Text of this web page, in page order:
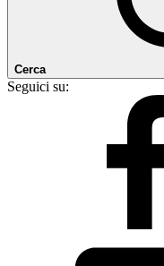
Cerca
Seguici su: